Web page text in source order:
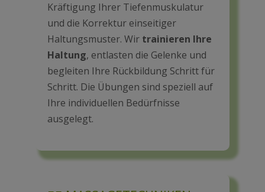
Kräftigung Ihrer Tiefenmuskulatur
und die Korrektur einseitiger
Haltungsmuster. Wir trainieren Ihre
Haltung, entlasten die Gelenke und
begleiten Ihre Rückbildung Schritt für
Schritt. Die Übungen sind speziell auf
Ihre individuellen Bedürfnisse
ausgelegt.